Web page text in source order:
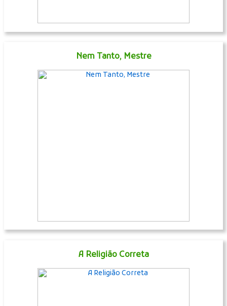
Nem Tanto, Mestre
A Religião Correta